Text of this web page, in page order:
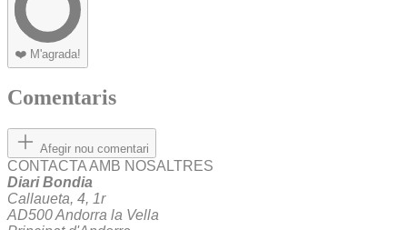
❤️ M'agrada!
Comentaris
Afegir nou comentari
CONTACTA AMB NOSALTRES
Diari Bondia
Callaueta, 4, 1r
AD500 Andorra la Vella